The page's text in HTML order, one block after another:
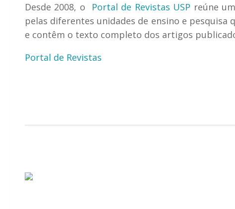
Desde 2008, o Portal de Revistas USP reúne
pelas diferentes unidades de ensino e pesquisa
e contêm o texto completo dos artigos
Portal de Revistas